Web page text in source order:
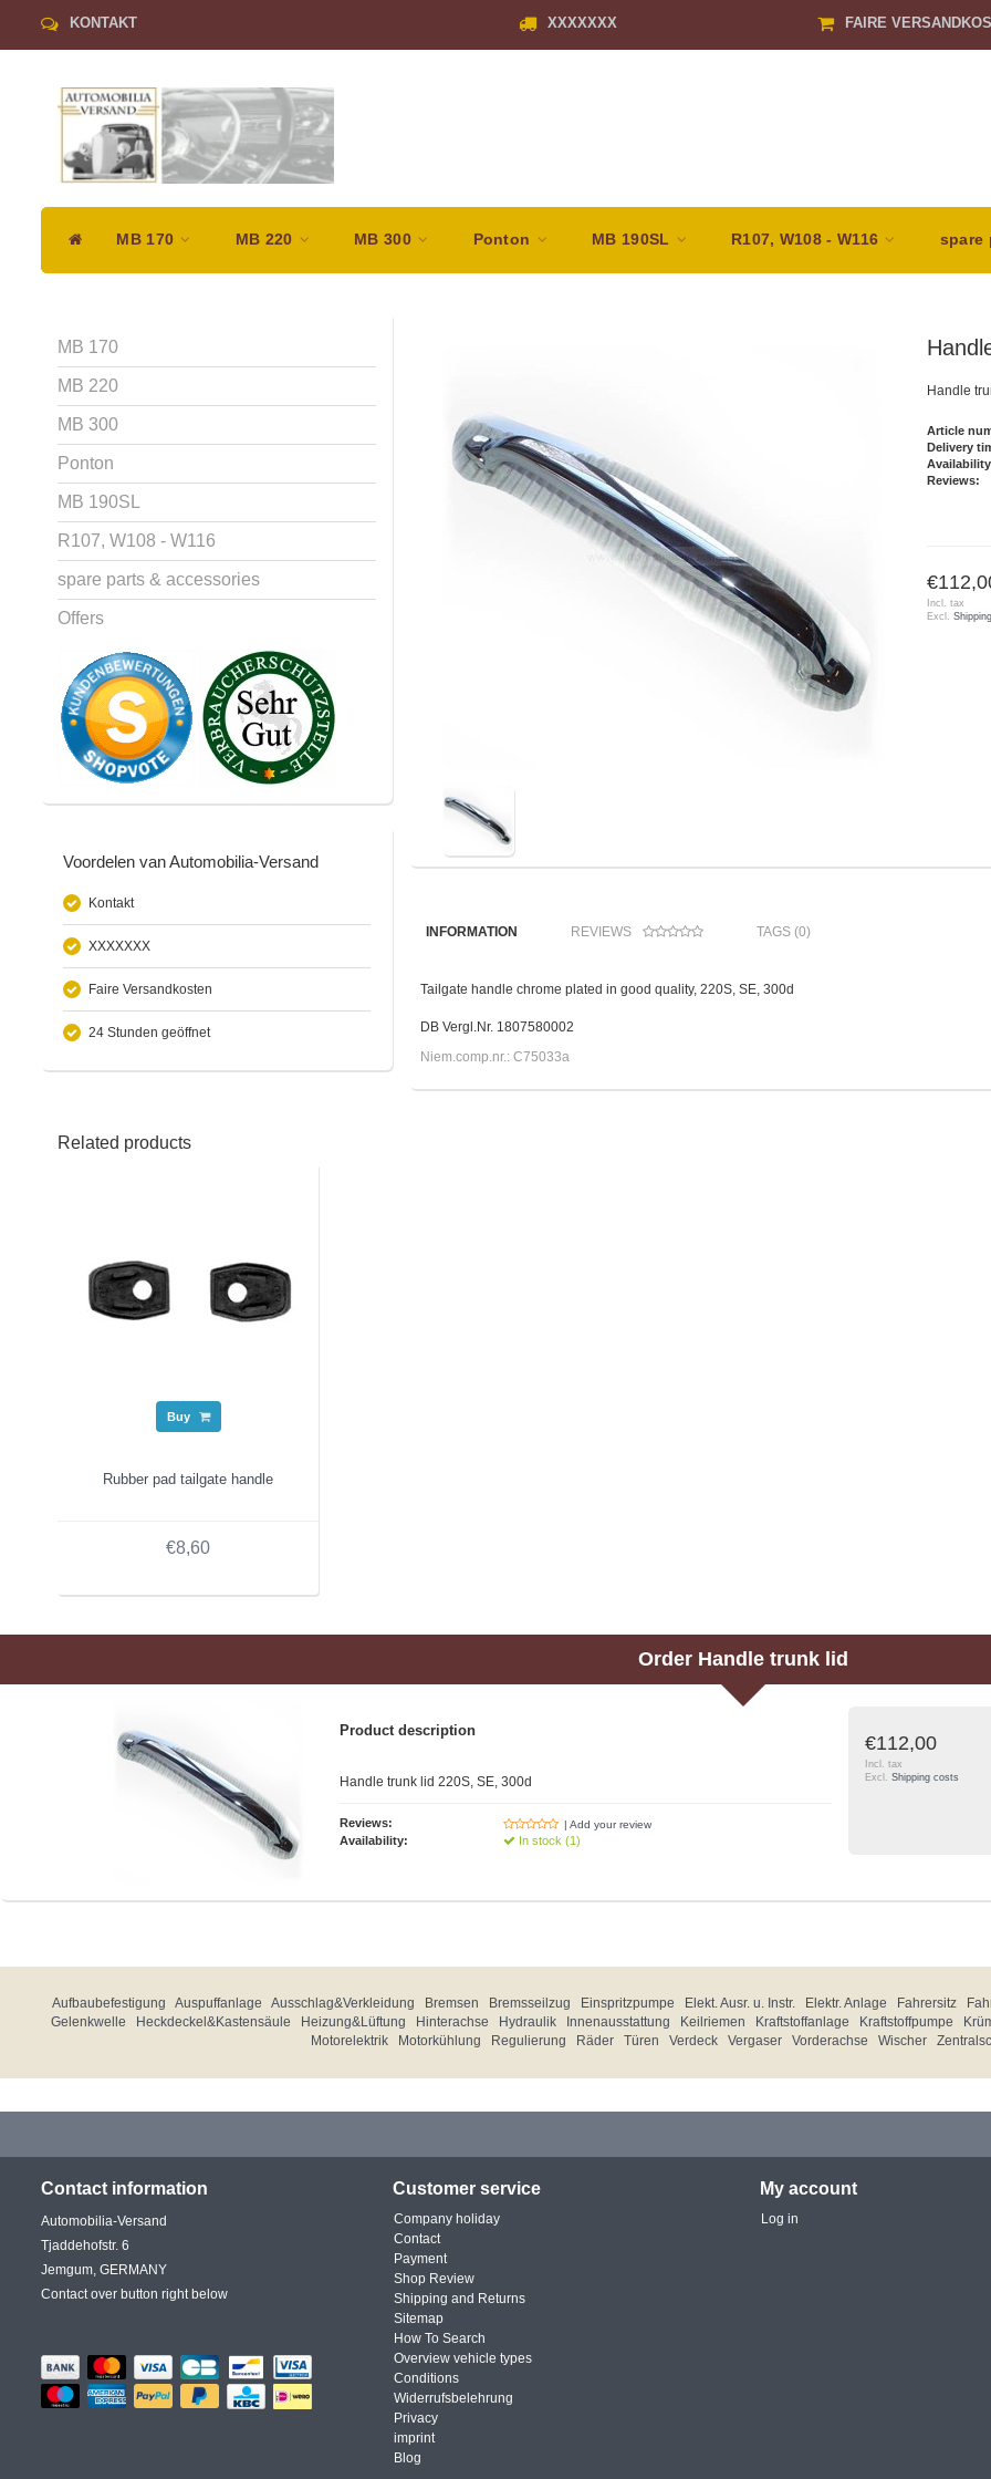
KONTAKT XXXXXXX FAIRE
MB 170 MB 220 MB 300 Ponton MB 190SL R107, W108 - W116 spare
MB 170
MB 220
MB 300
Ponton
MB 190SL
R107, W108 - W116
spare parts & accessories
Offers
Voordelen van Automobilia-Versand
Kontakt
XXXXXXX
Faire Versandkosten
24 Stunden geöffnet
Handle
Article
Delivery
Reviews:
Incl. tax
Excl.
INFORMATION REVIEWS TAGS (0)
Tailgate handle chrome plated in good quality, 220S, SE, 300d
DB Vergl.Nr. 1807580002
Niem.comp.nr.: C75033a
Related products
Buy
Rubber pad tailgate handle
€8,60
Order Handle trunk lid
Product description
Handle trunk lid 220S, SE, 300d
Reviews: | Add your review
Availability: In stock (1)
€112,00
Incl. tax
Excl. Shipping costs
Aufbaubefestigung Auspuffanlage Ausschlag&Verkleidung Bremsen Bremsseilzug Einspritzpumpe Elekt. Ausr. u. Instr. Elektr. Anlage Fahrersitz
Gelenkwelle
Heckdeckel&Kastensäule Heizung&Lüftung Hinterachse Hydraulik Innenausstattung Keilriemen Kraftstoffanlage Kraftstoffpumpe
Motorelektrik
Motorkühlung Regulierung Räder Türen Verdeck Vergaser Vorderachse Wischer
Contact information
Automobilia-Versand
Tjaddehofstr. 6
Jemgum, GERMANY
Contact over button right below
Customer service
Company holiday
Contact
Payment
Shop Review
Shipping and Returns
Sitemap
How To Search
Overview vehicle types
Conditions
Widerrufsbelehrung
Privacy
imprint
Blog
My account
Log in